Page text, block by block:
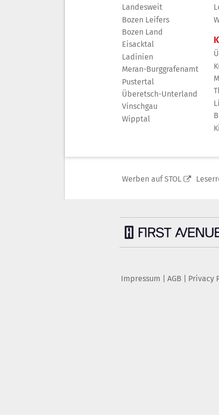
Landesweit
Bozen Leifers
Bozen Land
Eisacktal
Ladinien
Meran-Burggrafenamt
Pustertal
Überetsch-Unterland
Vinschgau
Wipptal
Werben auf STOL
Impressum AGB Privacy